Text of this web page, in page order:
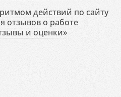
действий по сайту
отзывов о работе
и оценки»